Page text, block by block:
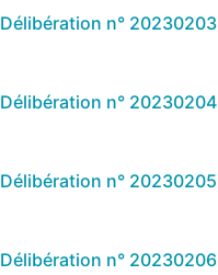
Délibération n° 20230203
Délibération n° 20230204
Délibération n° 20230205
Délibération n° 20230206